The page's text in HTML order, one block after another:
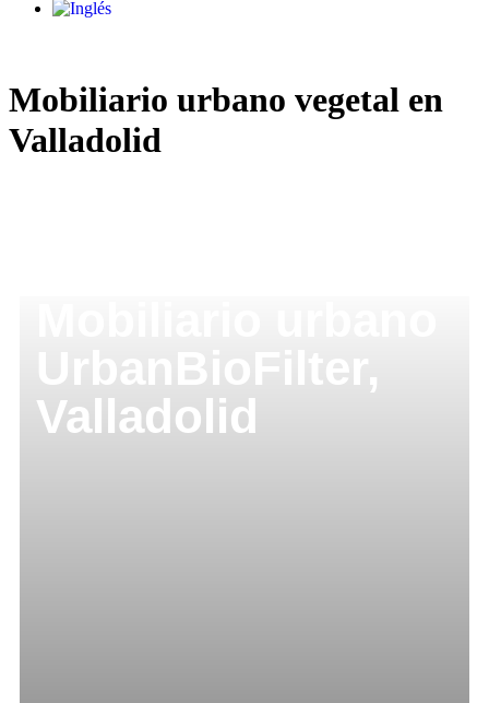
Mobiliario urbano vegetal en
Valladolid
UrbanBioFilter,
Valladolid